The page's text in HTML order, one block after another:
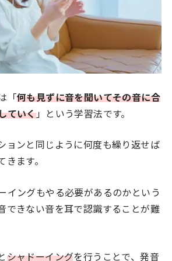
「何も見ずに音を聞いてその音に合
ていく」という学習法です。
ョンと同じように何度も繰り返せば
ます。
イングもやる必要があるのかという
できない音を耳で認識することが難
シャドーイングを行うことで、発音